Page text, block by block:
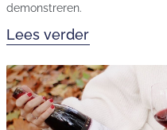
demonstreren.
Lees verder